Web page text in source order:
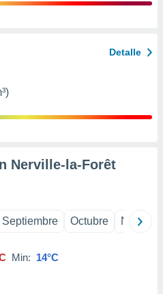
Detalle
Nerville-la-Forêt
Septiembre Octubre
Min: 14°C